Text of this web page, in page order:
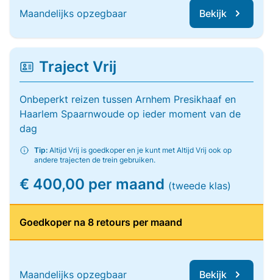
Maandelijks opzegbaar Bekijk
Traject Vrij
Onbeperkt reizen tussen Arnhem Presikhaaf en
Haarlem Spaarnwoude op ieder moment van de
dag
Tip: Altijd Vrij is goedkoper en je kunt met Altijd Vrij ook op
andere trajecten de trein gebruiken.
€ 400,00 per maand (tweede klas)
Goedkoper na 8 retours per maand
Maandelijks opzegbaar Bekijk